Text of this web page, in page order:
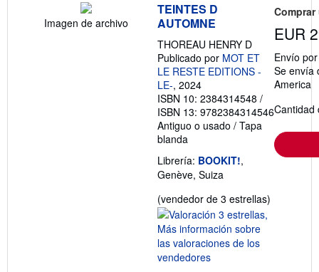
Imagen de archivo
TEINTES D
AUTOMNE
THOREAU HENRY D
Publicado por MOT ET
LE RESTE EDITIONS -
LE-, 2024
ISBN 10: 2384314548 /
ISBN 13: 9782384314546
Antiguo o usado / Tapa
blanda
Librería: BOOKIT!,
Genève, Suiza
(vendedor de 3 estrellas)
EUR
Envío
Se envía
America
Cantidad